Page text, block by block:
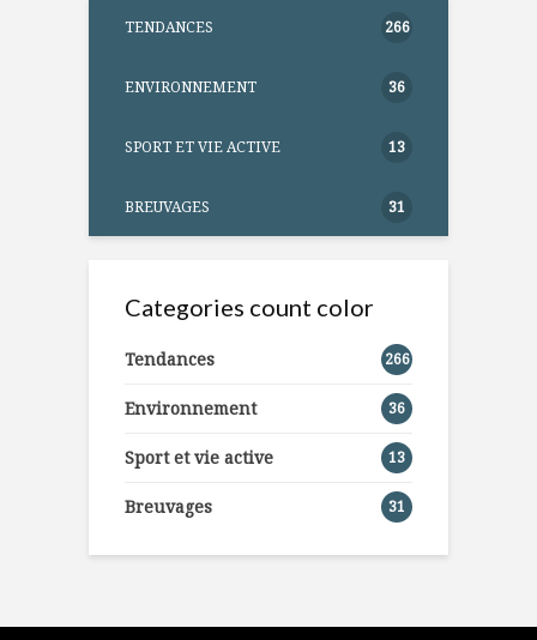
TENDANCES 266
ENVIRONNEMENT 36
SPORT ET VIE ACTIVE 13
BREUVAGES 31
Categories count color
Tendances 266
Environnement 36
Sport et vie active 13
Breuvages 31